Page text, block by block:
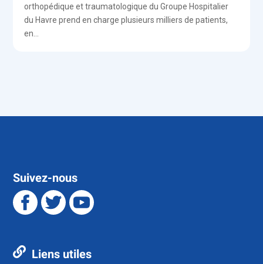
orthopédique et traumatologique du Groupe Hospitalier
du Havre prend en charge plusieurs milliers de patients,
en...
Suivez-nous
Liens utiles